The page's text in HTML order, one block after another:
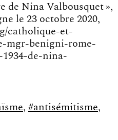
de Nina Valbousquet »,
le 23 octobre 2020,
catholique-et-
mgr-benigni-rome-
de-nina-
, #antisémitisme,